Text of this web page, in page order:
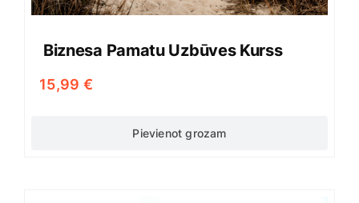
Biznesa Pamatu Uzbūves Kurss
15,99 €
Pievienot grozam